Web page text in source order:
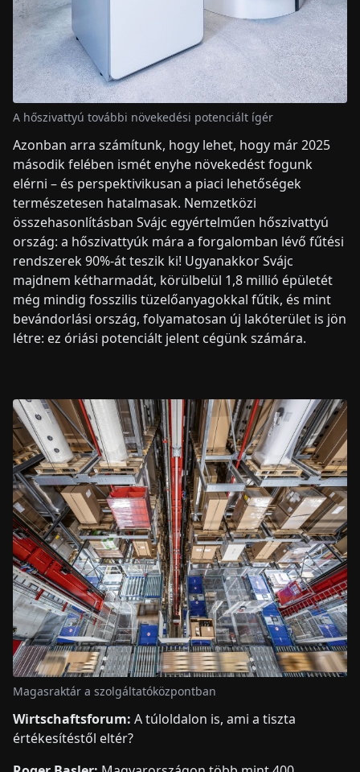
A hőszivattyú további növekedési potenciált ígér
Azonban arra számítunk, hogy lehet, hogy már 2025
második felében ismét enyhe növekedést fogunk
elérni – és perspektivikusan a piaci lehetőségek
természetesen hatalmasak. Nemzetközi
összehasonlításban Svájc egyértelműen hőszivattyú
ország: a hőszivattyúk mára a forgalomban lévő fűtési
rendszerek 90%-át teszik ki! Ugyanakkor Svájc
majdnem kétharmadát, körülbelül 1,8 millió épületét
még mindig fosszilis tüzelőanyagokkal fűtik, és mint
bevándorlási ország, folyamatosan új lakóterület is jön
létre: ez óriási potenciált jelent cégünk számára.
Magasraktár a szolgáltatóközpontban
Wirtschaftsforum: A túloldalon is, ami a tiszta
értékesítéstől eltér?